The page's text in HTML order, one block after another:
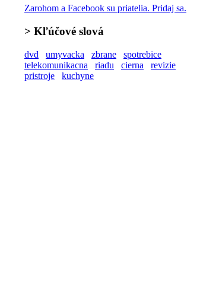
Zarohom a Facebook su priatelia. Pridaj sa.
> Kľúčové slová
dvd umyvacka zbrane
spotrebice
telekomunikacna
riadu cierna
revizie
pristroje
kuchyne